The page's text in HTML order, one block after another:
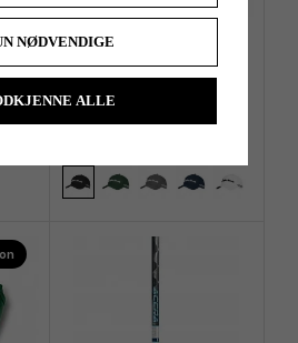
Black
TaylorMade Tour Preferred
kr 200
NØDVENDIGE
ALLE